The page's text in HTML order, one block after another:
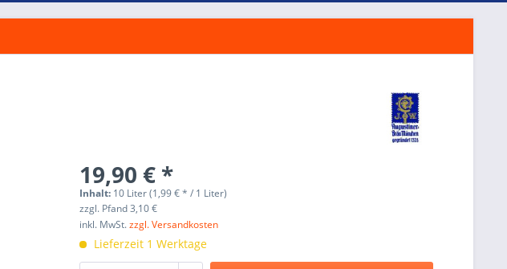
19,90 € *
Inhalt: 10 Liter (1,99 € * / 1 Liter)
zzgl. Pfand 3,10 €
inkl. MwSt.zzgl. Versandkosten
Lieferzeit 1 Werktage